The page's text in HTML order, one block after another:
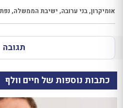
אומיקרון,בני ערובה, ישיבת הממשלה,
תגובה
כתבות נוספות של חיים וולף